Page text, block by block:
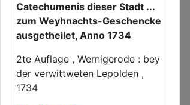
Catechumenis dieser Stadt ...
zum Weyhnachts-Geschencke
ausgetheilet, Anno 1734
2te Auflage , Wernigerode : bey
der verwittweten Lepolden ,
1734